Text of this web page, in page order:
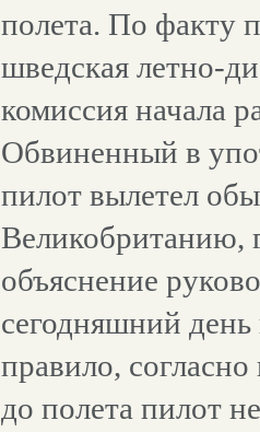
полета. По факту
шведская летно-
комиссия начала
Обвиненный в
пилот вылетел
Великобританию,
объяснение
сегодняшний день
правило,
до полета пилот